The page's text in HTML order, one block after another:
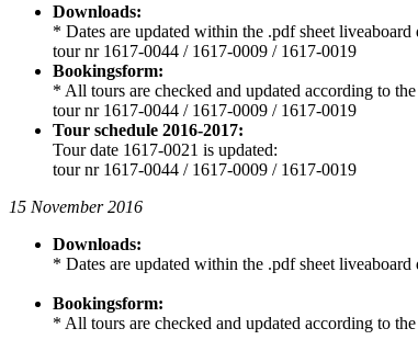
Downloads:
* Dates are updated within the .pdf sheet
tour nr 1617-0044 / 1617-0009 / 1617-0019
Bookingsform:
* All tours are checked and updated according to
tour nr 1617-0044 / 1617-0009 / 1617-0019
Tour schedule 2016-2017:
Tour date 1617-0021 is updated:
tour nr 1617-0044 / 1617-0009 / 1617-0019
15 November 2016
Downloads:
* Dates are updated within the .pdf sheet
Bookingsform:
* All tours are checked and updated according to